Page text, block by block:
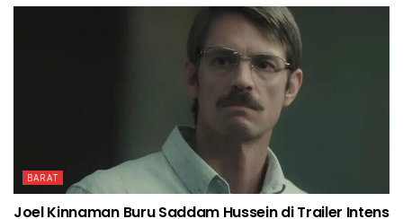
BARAT
Joel Kinnaman Buru Saddam Hussein di Trailer Intens